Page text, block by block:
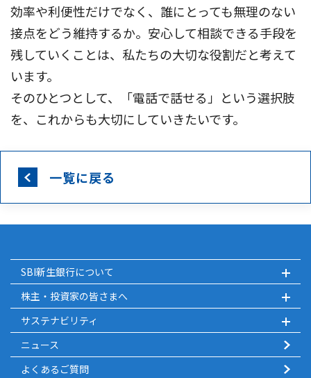
効率や利便性だけでなく、誰にとっても無理のない
接点をどう維持するか。安心して相談できる手段を
残していくことは、私たちの大切な役割だと考えて
います。
そのひとつとして、「電話で話せる」という選択肢
を、これからも大切にしていきたいです。
一覧に戻る
SBI新生銀行について
株主・投資家の皆さまへ
サステナビリティ
ニュース
よくあるご質問